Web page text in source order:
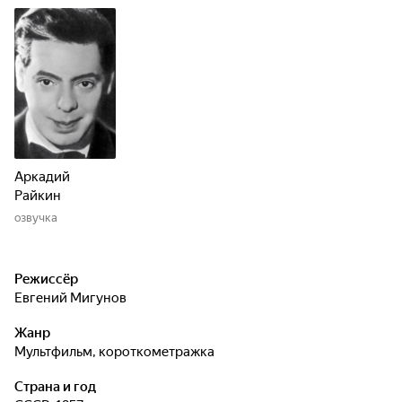
Аркадий
Райкин
озвучка
Режиссёр
Евгений Мигунов
Жанр
мультфильм, короткометражка
Страна и год